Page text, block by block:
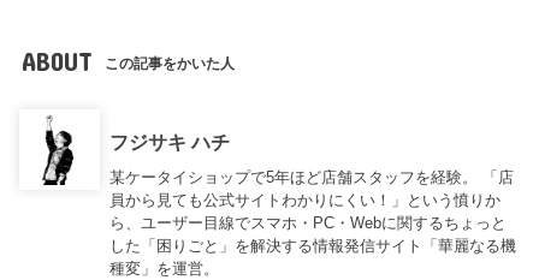
ABOUT この記事をかいた人
フジサキ ハチ
某ケータイショップで5年ほど店舗スタッフを経験。 「店
員から見ても公式サイトわかりにくい！」という憤りか
ら、ユーザー目線でスマホ・PC・Webに関するちょっと
した「困りごと」を解決する情報発信サイト「華麗なる機
種変」を運営。